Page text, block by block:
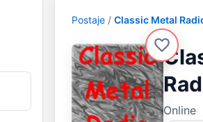
Postaje Classic Metal
Online